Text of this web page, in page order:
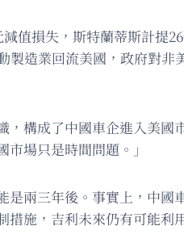
值損失，斯特蘭蒂斯計提
造業回流美國，政府對
構成了中國車企進入美
場只是時間問題。」
兩三年後。事實上，中
施，吉利未來仍有可能